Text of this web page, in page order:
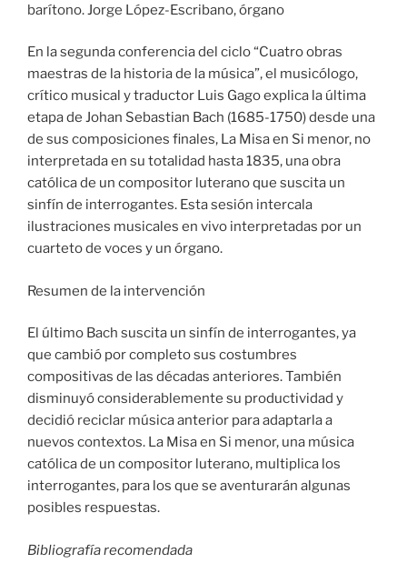
barítono. Jorge López-Escribano, órgano
En la segunda conferencia del ciclo “Cuatro obras
maestras de la historia de la música”, el musicólogo,
crítico musical y traductor Luis Gago explica la última
etapa de Johan Sebastian Bach (1685-1750) desde una
de sus composiciones finales, La Misa en Si menor, no
interpretada en su totalidad hasta 1835, una obra
católica de un compositor luterano que suscita un
sinfín de interrogantes. Esta sesión intercala
ilustraciones musicales en vivo interpretadas por un
cuarteto de voces y un órgano.
Resumen de la intervención
El último Bach suscita un sinfín de interrogantes, ya
que cambió por completo sus costumbres
compositivas de las décadas anteriores. También
disminuyó considerablemente su productividad y
decidió reciclar música anterior para adaptarla a
nuevos contextos. La Misa en Si menor, una música
católica de un compositor luterano, multiplica los
interrogantes, para los que se aventurarán algunas
posibles respuestas.
Bibliografía recomendada